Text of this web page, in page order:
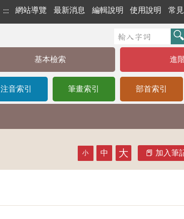
::: 網站導覽 最新消息 編輯說明 使用說明 常
基本檢索 進
注音索引 筆畫索引 部首索引
小 中 大 加入筆